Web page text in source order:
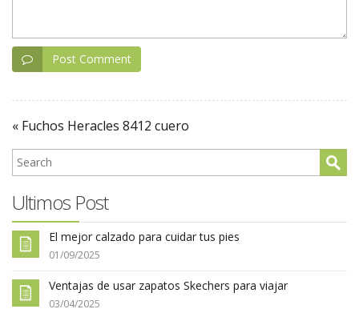
Post Comment
« Fuchos Heracles 8412 cuero
Ultimos Post
El mejor calzado para cuidar tus pies
01/09/2025
Ventajas de usar zapatos Skechers para viajar
03/04/2025